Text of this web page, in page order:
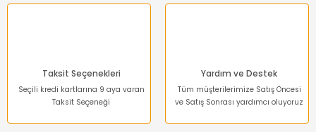
Taksit Seçenekleri
Seçili kredi kartlarına 9 aya varan
Taksit Seçeneği
Yardım ve Destek
Tüm müşterilerimize Satış Öncesi
ve Satış Sonrası yardımcı oluyoruz